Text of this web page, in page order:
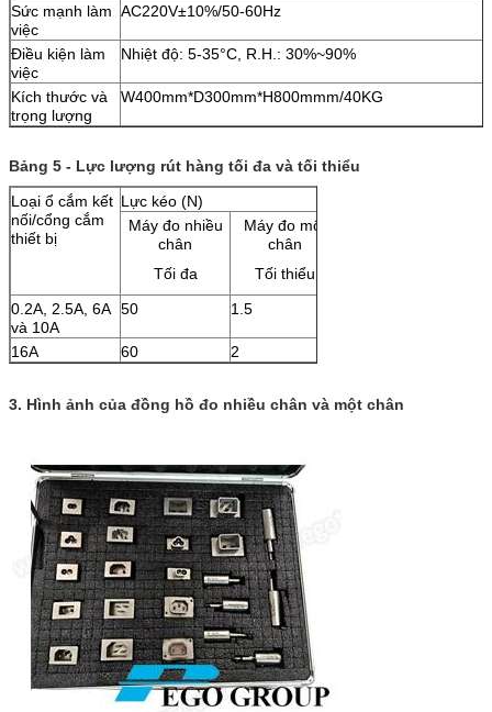
Sức mạnh làm
việc
AC220V±10%/50-60Hz
Điều kiện làm
việc
Nhiệt độ: 5-35°C, R.H.: 30%~90%
Kích thước và
trọng lượng
W400mm*D300mm*H800mmm/40KG
Bảng 5 - Lực lượng rút hàng tối đa và tối thiểu
Loại ổ cắm kết
nối/cổng cắm
thiết bị
Lực kéo (N)
Máy đo nhiều
chân
Tối đa
Máy đo một
chân
Tối thiểu
0.2A, 2.5A, 6A
và 10A
50 1.5
16A 60 2
3. Hình ảnh của đồng hồ đo nhiều chân và một chân